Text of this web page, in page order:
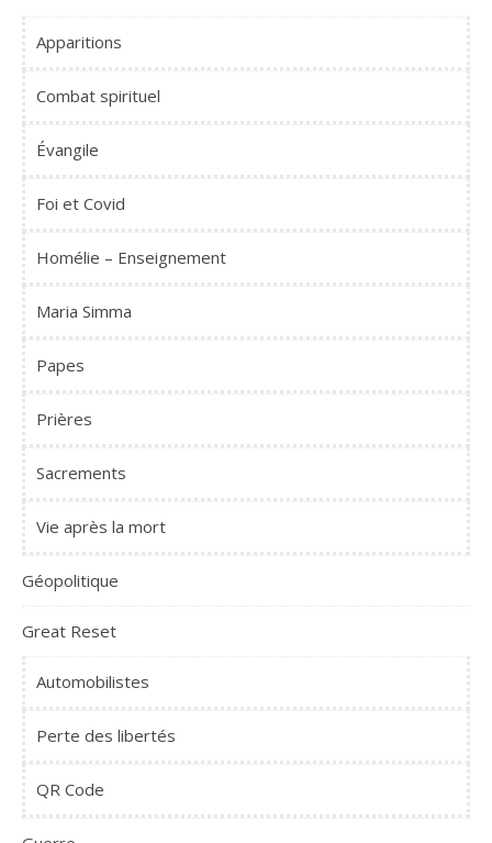
Apparitions
Combat spirituel
Évangile
Foi et Covid
Homélie – Enseignement
Maria Simma
Papes
Prières
Sacrements
Vie après la mort
Géopolitique
Great Reset
Automobilistes
Perte des libertés
QR Code